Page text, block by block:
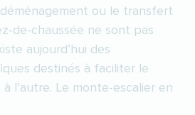
ou le transfert
de-chaussée ne sont pas
aujourd’hui des
destinés à faciliter le
l’autre. Le monte-escalier en